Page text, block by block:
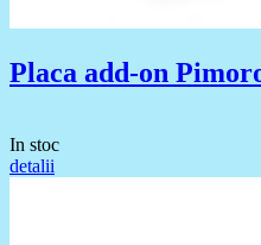
Placa add-on
In stoc
detalii